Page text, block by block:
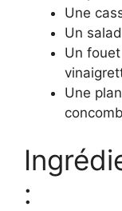
Une
Un
Un
Une
: